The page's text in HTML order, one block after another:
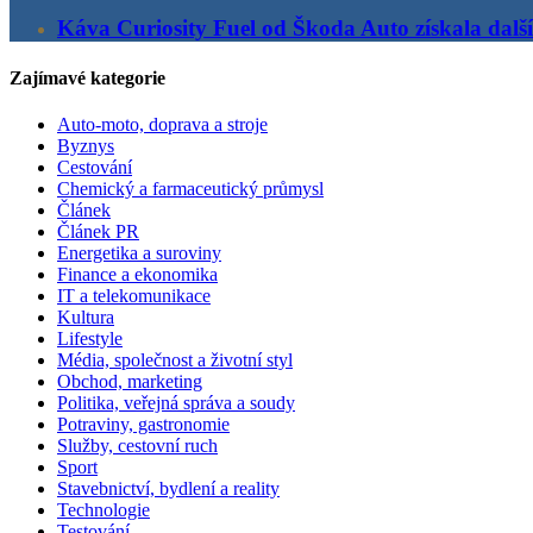
Káva Curiosity Fuel od Škoda Auto získala
Zajímavé kategorie
Auto-moto, doprava a stroje
Byznys
Cestování
Chemický a farmaceutický průmysl
Článek
Článek PR
Energetika a suroviny
Finance a ekonomika
IT a telekomunikace
Kultura
Lifestyle
Média, společnost a životní styl
Obchod, marketing
Politika, veřejná správa a soudy
Potraviny, gastronomie
Služby, cestovní ruch
Sport
Stavebnictví, bydlení a reality
Technologie